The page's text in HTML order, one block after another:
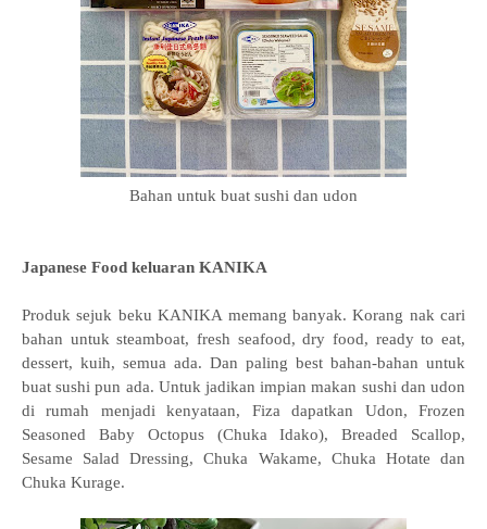
Bahan untuk buat sushi dan udon
Japanese Food keluaran KANIKA
Produk sejuk beku KANIKA memang banyak. Korang nak cari
bahan untuk steamboat, fresh seafood, dry food, ready to eat,
dessert, kuih, semua ada. Dan paling best bahan-bahan untuk
buat sushi pun ada. Untuk jadikan impian makan sushi dan udon
di rumah menjadi kenyataan, Fiza dapatkan Udon, Frozen
Seasoned Baby Octopus (Chuka Idako), Breaded Scallop,
Sesame Salad Dressing, Chuka Wakame, Chuka Hotate dan
Chuka Kurage.